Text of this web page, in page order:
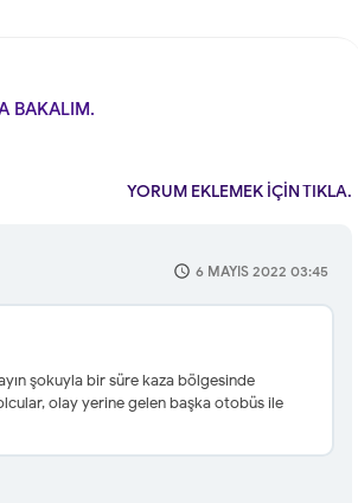
BAKALIM.
YORUM EKLEMEK İÇİN TIKLA.
6 MAYIS 2022 03:45
şokuyla bir süre kaza bölgesinde
olay yerine gelen başka otobüs ile